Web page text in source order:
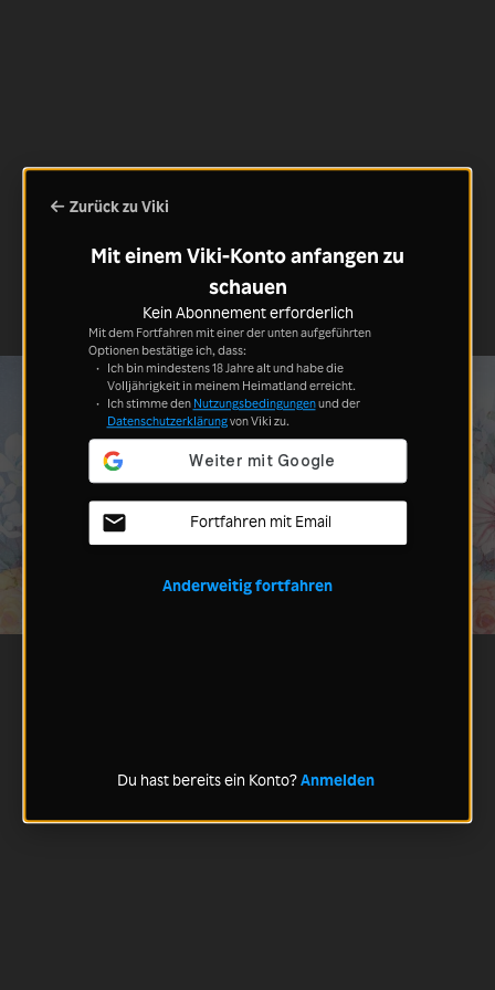
Zurück zu Viki
Mit einem Viki-Konto anfangen zu
schauen
Kein Abonnement erforderlich
Mit dem Fortfahren mit einer der unten aufgeführten
Optionen bestätige ich, dass:
Ich bin mindestens 18 Jahre alt und habe die
Volljährigkeit in meinem Heimatland erreicht.
Ich stimme den Nutzungsbedingungenund der
Datenschutzerklärungvon Viki zu.
Fortfahren mit Email
Anderweitig fortfahren
Du hast bereits ein Konto?Anmelden